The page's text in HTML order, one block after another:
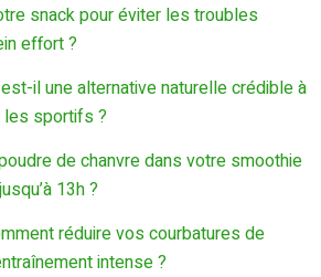
snack pour éviter les troubles
effort ?
il une alternative naturelle crédible à
les sportifs ?
de chanvre dans votre smoothie
13h ?
réduire vos courbatures de
intense ?